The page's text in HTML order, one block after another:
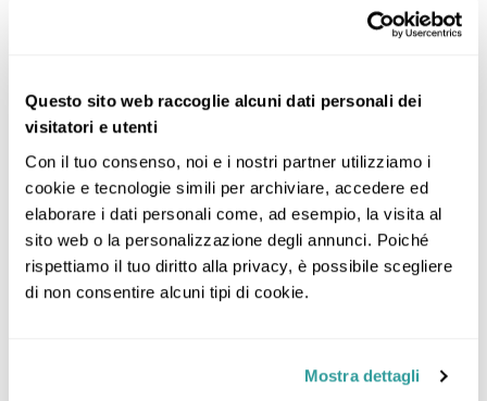
Questo sito web raccoglie alcuni dati personali dei
visitatori e utenti
Con il tuo consenso, noi e i nostri partner utilizziamo i
cookie e tecnologie simili per archiviare, accedere ed
elaborare i dati personali come, ad esempio, la visita al
sito web o la personalizzazione degli annunci. Poiché
rispettiamo il tuo diritto alla privacy, è possibile scegliere
di non consentire alcuni tipi di cookie.
Mostra dettagli
Categorie di MSC Seaview